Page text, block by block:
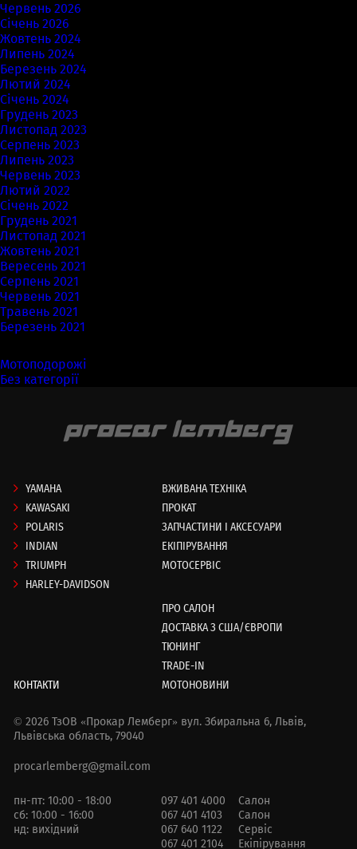
Червень 2026
Січень 2026
Жовтень 2024
Липень 2024
Березень 2024
Лютий 2024
Січень 2024
Грудень 2023
Листопад 2023
Серпень 2023
Липень 2023
Червень 2023
Лютий 2022
Січень 2022
Грудень 2021
Листопад 2021
Жовтень 2021
Вересень 2021
Серпень 2021
Червень 2021
Травень 2021
Березень 2021
Мотоподорожі
Без категорії
YAMAHA
KAWASAKI
POLARIS
INDIAN
TRIUMPH
HARLEY-DAVIDSON
ВЖИВАНА ТЕХНІКА
ПРОКАТ
ЗАПЧАСТИНИ І АКСЕСУАРИ
ЕКІПІРУВАННЯ
МОТОСЕРВІС
ПРО САЛОН
ДОСТАВКА З США/ЄВРОПИ
ТЮНИНГ
TRADE-IN
МОТОНОВИНИ
КОНТАКТИ
© 2026 ТзОВ «Прокар Лемберг» вул. Збиральна 6, Львів,
Львівська область, 79040
procarlemberg@gmail.com
пн-пт: 10:00 - 18:00
сб: 10:00 - 16:00
нд: вихідний
097 401 4000
Салон
067 401 4103
Салон
067 640 1122
Сервіс
067 401 2104
Екіпірування